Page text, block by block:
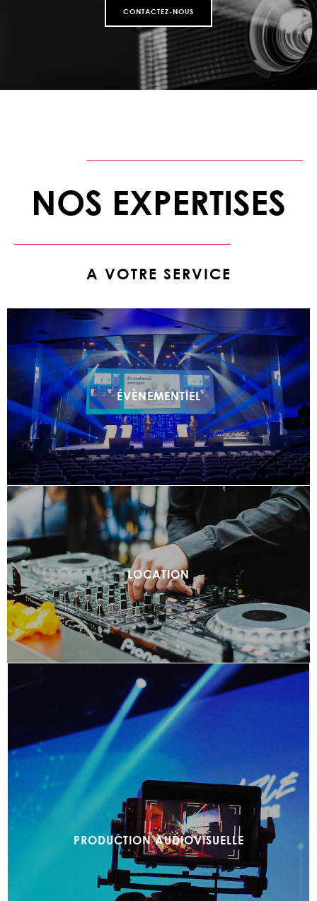
CONTACTEZ-NOUS
NOS EXPERTISES
A VOTRE SERVICE
ÉVÈNEMENTIEL
LOCATION
PRODUCTION AUDIOVISUELLE